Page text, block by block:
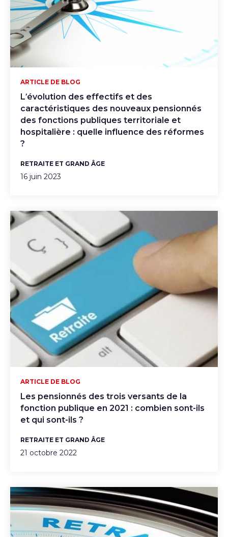
L’évolution des effectifs et des
caractéristiques des nouveaux pensionnés
des fonctions publiques territoriale et
hospitalière : quelle influence des réformes
?
ARTICLE DE BLOG
RETRAITE ET GRAND ÂGE
16 juin 2023
Les pensionnés des trois versants de la
fonction publique en 2021 : combien sont-ils
et qui sont-ils ?
ARTICLE DE BLOG
RETRAITE ET GRAND ÂGE
21 octobre 2022